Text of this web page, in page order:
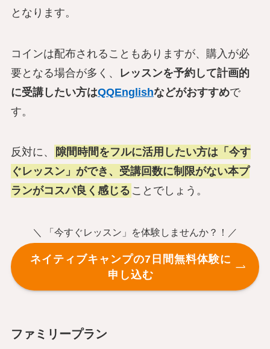
となります。
コインは配布されることもありますが、購入が必
要となる場合が多く、
レッスンを予約して計画的
に受講したい方はQQEnglishなどがおすすめで
す。
反対に、
隙間時間をフルに活用したい方は「今す
ぐレッスン」ができ、受講回数に制限がない本プ
ランがコスパ良く感じる ことでしょう。
＼ 「今すぐレッスン」を体験しませんか？！／
ネイティブキャンプの7日間無料体験に
申し込む
ファミリープラン